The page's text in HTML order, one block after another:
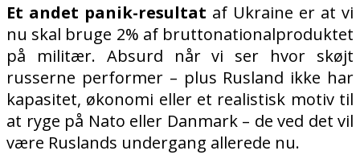
Et andet panik-resultat af Ukraine er at vi
nu skal bruge 2% af bruttonationalproduktet
på militær. Absurd når vi ser hvor skøjt
russerne performer – plus Rusland ikke har
kapasitet, økonomi eller et realistisk motiv til
at ryge på Nato eller Danmark – de ved det vil
være Ruslands undergang allerede nu.